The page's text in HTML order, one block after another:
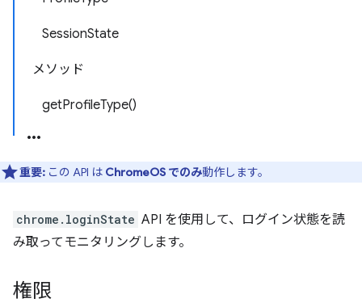
SessionState
メソッド
getProfileType()
重要: この API は ChromeOS でのみ動作します。
chrome.loginState API を使用して、ログイン状態を読
み取ってモニタリングします。
権限